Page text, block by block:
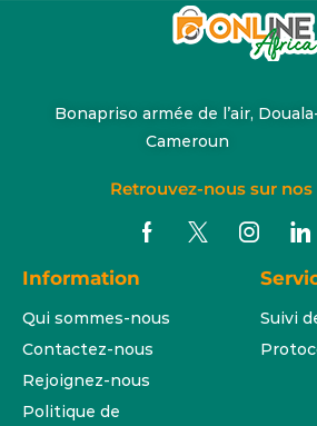
Bonapriso armée de l’air,
Cameroun
Retrouvez-nous sur nos
Information
Qui sommes-nous
Contactez-nous
Rejoignez-nous
Politique de
Suivi